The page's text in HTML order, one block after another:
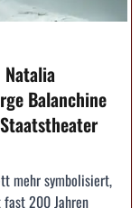
Natalia
Balanchine
Staatstheater
mehr symbolisiert,
200 Jahren